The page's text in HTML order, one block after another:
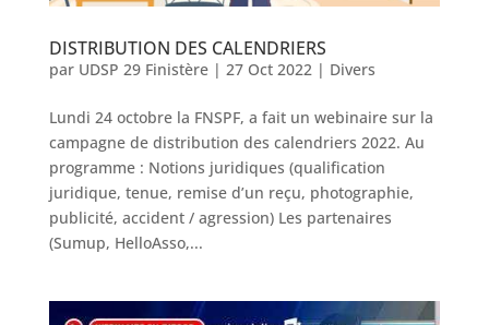
DISTRIBUTION DES CALENDRIERS
par UDSP 29 Finistère| 27 Oct 2022| Divers
Lundi 24 octobre la FNSPF, a fait un webinaire sur la
campagne de distribution des calendriers 2022. Au
programme : Notions juridiques (qualification
juridique, tenue, remise d’un reçu, photographie,
publicité, accident / agression) Les partenaires
(Sumup, HelloAsso,...